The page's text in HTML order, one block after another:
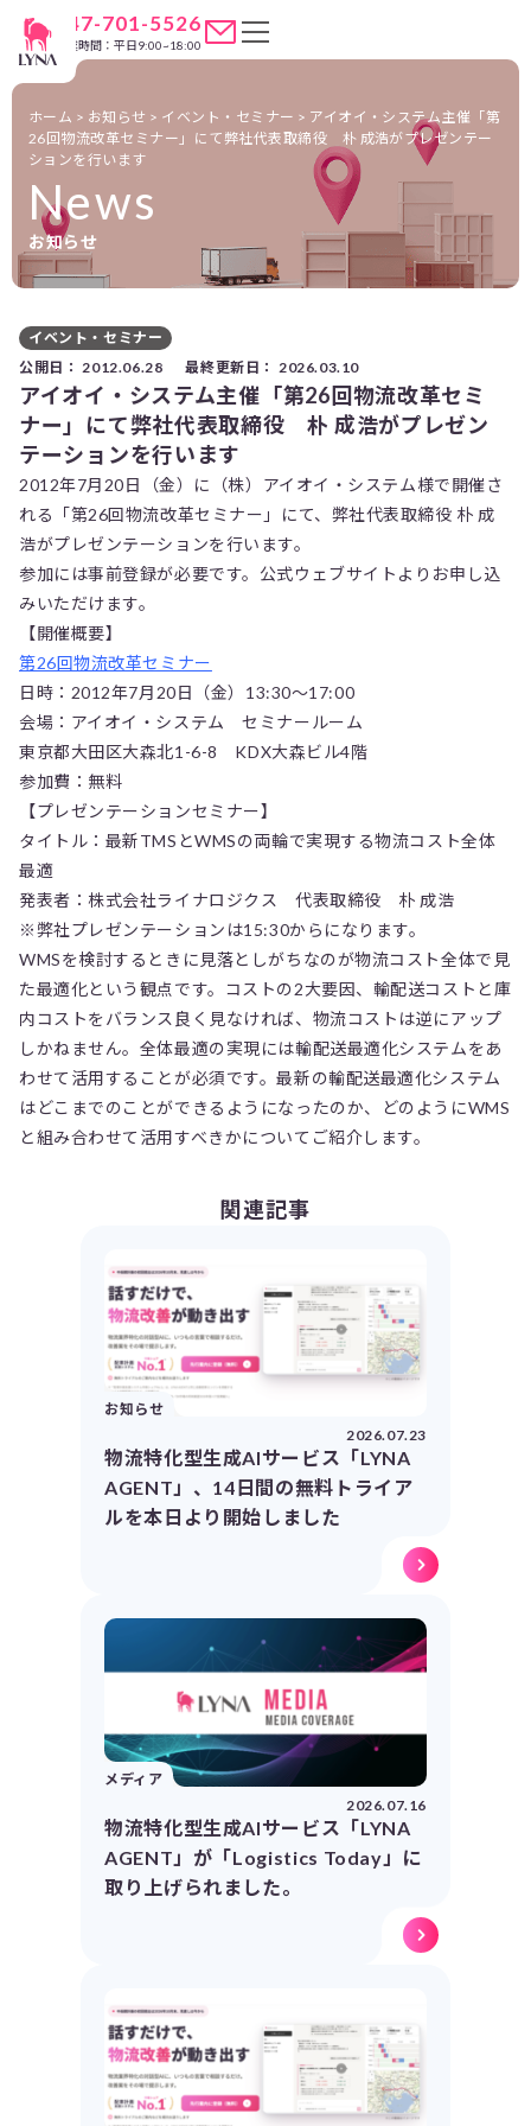
047-701-5526
営業時間：平日9:00~18:00
News
お知らせ
ホーム > お知らせ > イベント・セミナー > アイオイ・システム主催「第
26回物流改革セミナー」にて弊社代表取締役 朴 成浩がプレゼンテー
ションを行います
イベント・セミナー
公開日： 2012.06.28 最終更新日： 2026.03.10
アイオイ・システム主催「第26回物流改革セミ
ナー」にて弊社代表取締役 朴 成浩がプレゼン
テーションを行います
2012年7月20日（金）に（株）アイオイ・システム様で開催さ
れる「第26回物流改革セミナー」にて、弊社代表取締役 朴 成
浩がプレゼンテーションを行います。
参加には事前登録が必要です。公式ウェブサイトよりお申し込
みいただけます。
【開催概要】
第26回物流改革セミナー
日時：2012年7月20日（金）13:30～17:00
会場：アイオイ・システム セミナールーム
東京都大田区大森北1-6-8 KDX大森ビル4階
参加費：無料
【プレゼンテーションセミナー】
タイトル：最新TMSとWMSの両輪で実現する物流コスト全体
最適
発表者：株式会社ライナロジクス 代表取締役 朴 成浩
※弊社プレゼンテーションは15:30からになります。
WMSを検討するときに見落としがちなのが物流コスト全体で見
た最適化という観点です。コストの2大要因、輸配送コストと庫
内コストをバランス良く見なければ、物流コストは逆にアップ
しかねません。全体最適の実現には輸配送最適化システムをあ
わせて活用することが必須です。最新の輸配送最適化システム
はどこまでのことができるようになったのか、どのようにWMS
と組み合わせて活用すべきかについてご紹介します。
関連記事
お知らせ
2026.07.23
物流特化型生成AIサービス「LYNA
AGENT」、14日間の無料トライア
ルを本日より開始しました
メディア
2026.07.16
物流特化型生成AIサービス「LYNA
AGENT」が「Logistics Today」に
取り上げられました。